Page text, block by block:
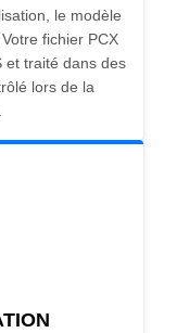
le modèle
fichier PCX
et traité dans des
lors de la